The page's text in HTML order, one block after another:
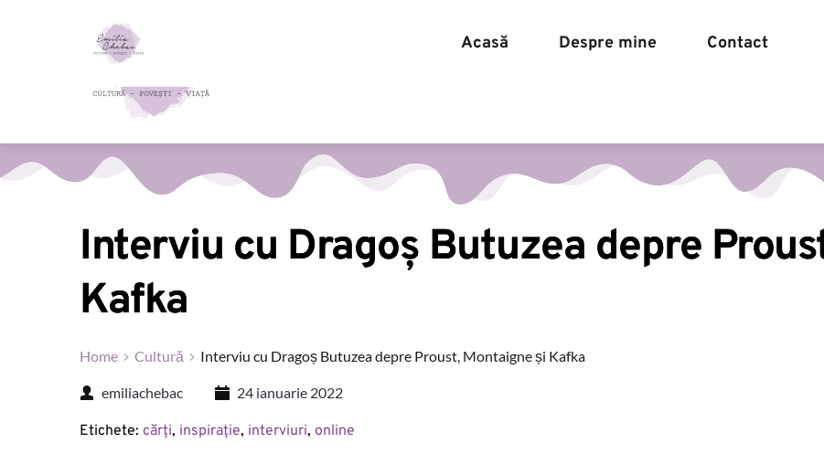
Acasă Despre mine
Contact
Interviu cu Dragoș Butuzea depre
Kafka
Home Cultură Interviu cu Dragoș Butuzea depre Proust, Montaigne și Kafka
emiliachebac 24 ianuarie 2022
Etichete: cărți, inspirație, interviuri, online